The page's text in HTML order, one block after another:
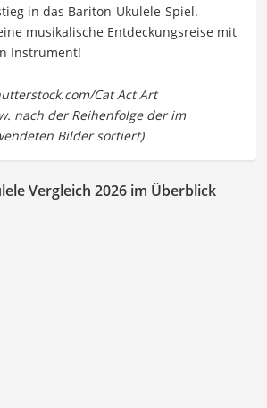
in das Bariton-Ukulele-Spiel.
musikalische Entdeckungsreise mit
Instrument!
Vergleich 2026 im Überblick